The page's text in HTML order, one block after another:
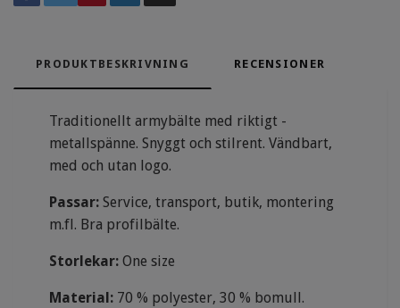
PRODUKTBESKRIVNING RECENSIONER
Traditionellt armybälte med riktigt ­
metallspänne. Snyggt och stilrent. Vändbart,
med och utan logo.
Passar: Service, transport, butik, montering
m.fl. Bra profilbälte.
Storlekar: One size
Material: 70 % polyester, 30 % bomull.